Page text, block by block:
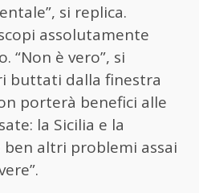
si replica.
assolutamente
“Non è vero”, si
buttati dalla finestra
porterà benefici alle
la Sicilia e la
ben altri problemi assai